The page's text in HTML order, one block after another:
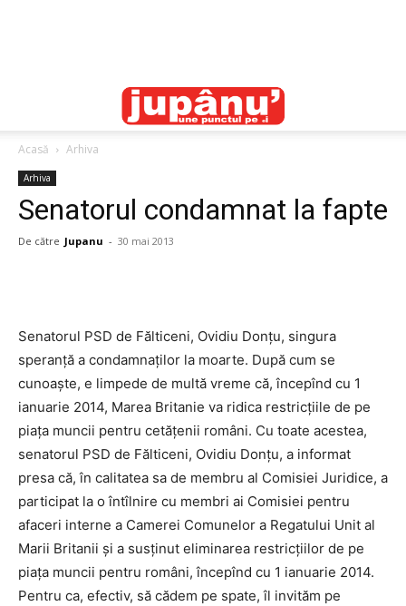
Acasă Arhiva
Arhiva
Senatorul condamnat la fapte
De către Jupanu - 30 mai 2013
Senatorul PSD de Fălticeni, Ovidiu Donţu, singura
speranţă a condamnaţilor la moarte. După cum se
cunoaşte, e limpede de multă vreme că, începînd cu 1
ianuarie 2014, Marea Britanie va ridica restricţiile de pe
piaţa muncii pentru cetăţenii români. Cu toate acestea,
senatorul PSD de Fălticeni, Ovidiu Donţu, a informat
presa că, în calitatea sa de membru al Comisiei Juridice, a
participat la o întîlnire cu membri ai Comisiei pentru
afaceri interne a Camerei Comunelor a Regatului Unit al
Marii Britanii şi a susţinut eliminarea restricţiilor de pe
piaţa muncii pentru români, începînd cu 1 ianuarie 2014.
Pentru ca, efectiv, să cădem pe spate, îl invităm pe